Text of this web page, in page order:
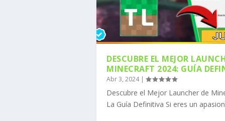
COMO DESCARGAR
MineComunidad
COMO DESCARGAR
MineComunidad
CÓMO INSTALAR
MineComunidad
CÓMO DESCARGAR
MineComunidad
CÓMO DESCARGAR
MineComunidad
DESCUBRE EL MEJOR
MINECRAFT 2024: GUÍA
Abr 3, 2024|
Descubre el Mejor Launcher de
La Guía Definitiva Si eres un